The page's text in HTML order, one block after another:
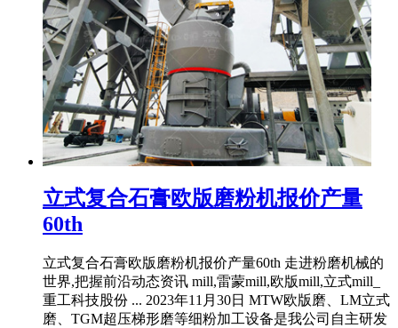
立式复合石膏欧版磨粉机报价产量
60th
立式复合石膏欧版磨粉机报价产量60th 走进粉磨机械的
世界,把握前沿动态资讯 mill,雷蒙mill,欧版mill,立式mill_
重工科技股份 ... 2023年11月30日 MTW欧版磨、LM立式
磨、TGM超压梯形磨等细粉加工设备是我公司自主研发